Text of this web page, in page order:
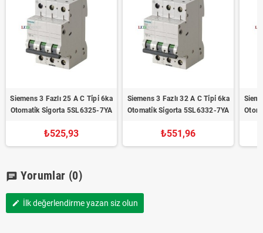
Siemens 3 Fazlı 25 A C Ti̇pi̇ 6ka
Otomati̇k Si̇gorta 5SL6325-7YA
₺525,93
Siemens 3 Fazlı 32 A C Ti̇pi̇ 6ka
Otomati̇k Si̇gorta 5SL6332-7YA
₺551,96
chat Yorumlar (0)
edit İlk değerlendirme yazan siz olun